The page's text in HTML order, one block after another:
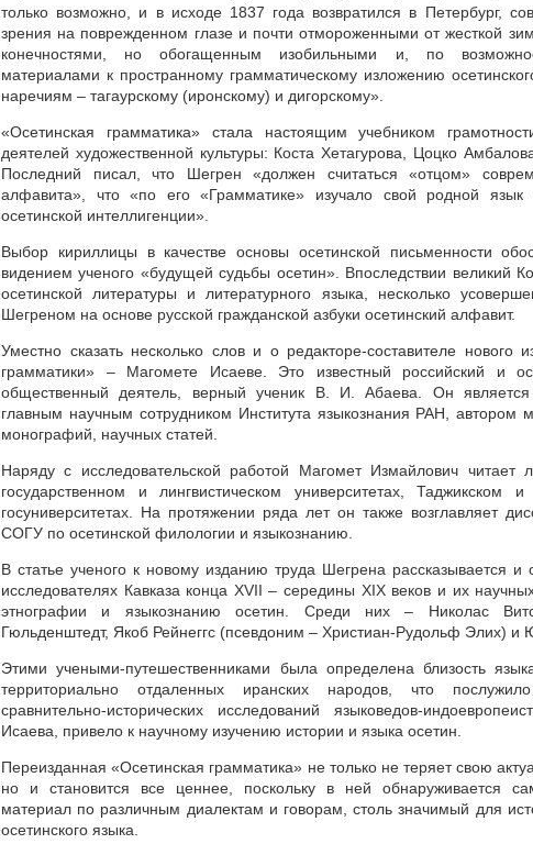
только возможно, и в исходе 1837 года возвратился в Петербург,
зрения на поврежденном глазе и почти отмороженными от жесткой
конечностями, но обогащенным изобильными и, по
материалами к пространному грамматическому изложению
наречиям – тагаурскому (иронскому) и дигорскому».
«Осетинская грамматика» стала настоящим учебником
деятелей художественной культуры: Коста Хетагурова, Цоцко
Последний писал, что Шегрен «должен считаться «отцом»
алфавита», что «по его «Грамматике» изучало свой родной язык
осетинской интеллигенции».
Выбор кириллицы в качестве основы осетинской письменности
видением ученого «будущей судьбы осетин». Впоследствии великий
осетинской литературы и литературного языка, несколько
Шегреном на основе русской гражданской азбуки осетинский алфавит.
Уместно сказать несколько слов и о редакторе-составителе нового
грамматики» – Магомете Исаеве. Это известный российский и
общественный деятель, верный ученик В. И. Абаева. Он
главным научным сотрудником Института языкознания РАН, автором
монографий, научных статей.
Наряду с исследовательской работой Магомет Измайлович читает
государственном и лингвистическом университетах, Таджикском
госуниверситетах. На протяжении ряда лет он также возглавляет
СОГУ по осетинской филологии и языкознанию.
В статье ученого к новому изданию труда Шегрена рассказывается и
исследователях Кавказа конца XVII – середины XIX веков и их
этнографии и языкознанию осетин. Среди них – Николас
Гюльденштедт, Якоб Рейнеггс (псевдоним – Христиан-Рудольф Элих) и
Этими учеными-путешественниками была определена близость
территориально отдаленных иранских народов, что
сравнительно-исторических исследований языковедов-
Исаева, привело к научному изучению истории и языка осетин.
Переизданная «Осетинская грамматика» не только не теряет свою
но и становится все ценнее, поскольку в ней обнаруживается
материал по различным диалектам и говорам, столь значимый для
осетинского языка.